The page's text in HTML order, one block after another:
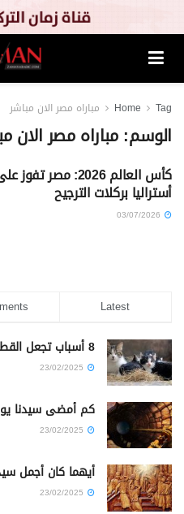
Home Tag مباراه مصر الان مباشر
الوسم:مباراه مصر الان
كأس العالم 2026: مصر تفوز
أستراليا بركلات الترجيح
Latest
8 أسباب تجعل القطة تأكل صغارها
كم أمضى سيدنا
أيهما كان أجمل